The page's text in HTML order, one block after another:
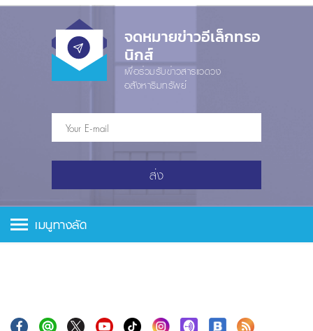
จดหมายข่าวอีเล็กทรอ
นิกส์
เพื่อร่วมรับข่าวสารแวดวง
อสังหาริมทรัพย์
ส่ง
เมนูทางลัด